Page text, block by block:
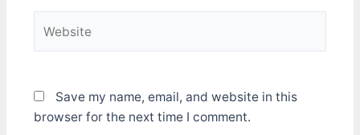
Save my name, email, and website in this
browser for the next time I comment.